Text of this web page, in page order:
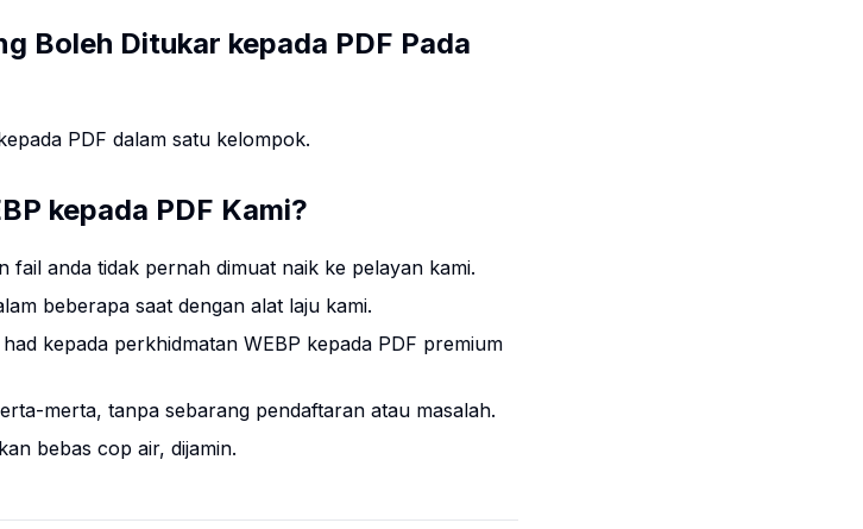
Boleh Ditukar kepada PDF Pada
PDF dalam satu kelompok.
kepada PDF Kami?
fail anda tidak pernah dimuat naik ke pelayan kami.
beberapa saat dengan alat laju kami.
kepada perkhidmatan WEBP kepada PDF premium
merta, tanpa sebarang pendaftaran atau masalah.
bebas cop air, dijamin.